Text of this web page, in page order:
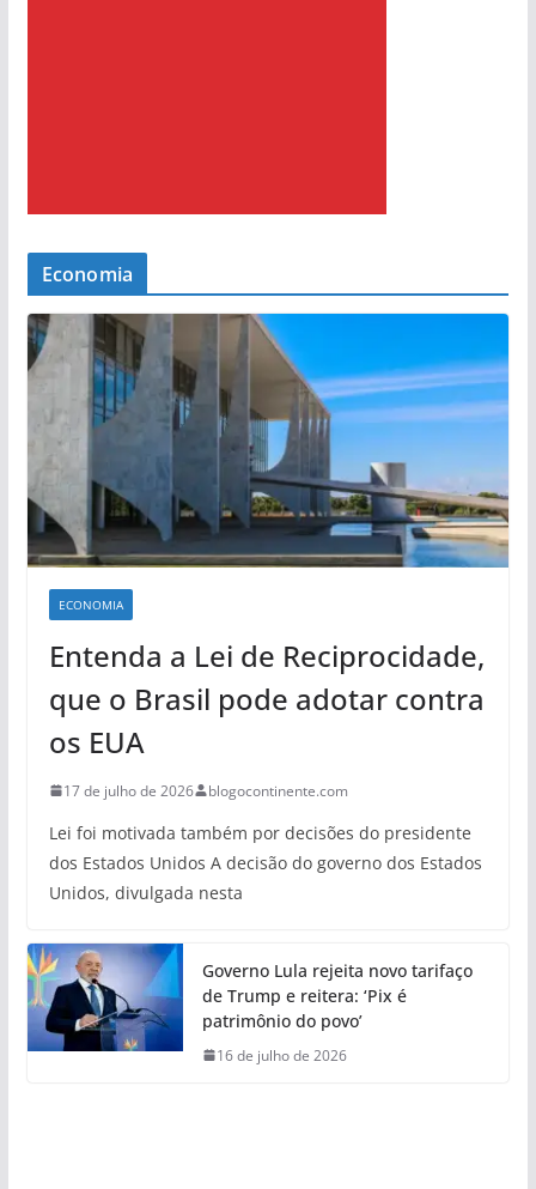
Economia
ECONOMIA
Entenda a Lei de Reciprocidade,
que o Brasil pode adotar contra
os EUA
17 de julho de 2026 blogocontinente.com
Lei foi motivada também por decisões do presidente
dos Estados Unidos A decisão do governo dos Estados
Unidos, divulgada nesta
Governo Lula rejeita novo tarifaço
de Trump e reitera: ‘Pix é
patrimônio do povo’
16 de julho de 2026